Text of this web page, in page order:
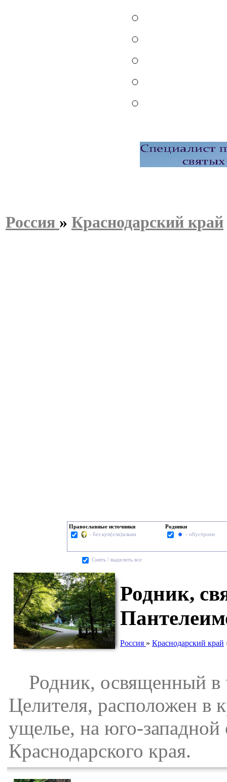
Россия » Краснодарский край
Православные источники
- без куп(ели)альни
Родники
- обустроен
Cнять / выделить все
Родник,
Россия » Краснодарский край
Родник, освященный в
Целителя, расположен в
ущелье, на юго-
Краснодарского края.